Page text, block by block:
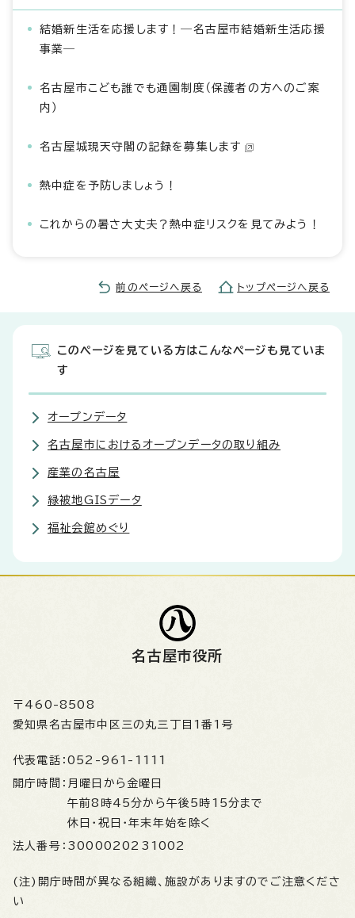
結婚新生活を応援します！―名古屋市結婚新生活応援
事業―
名古屋市こども誰でも通園制度（保護者の方へのご案
内）
名古屋城現天守閣の記録を募集します
熱中症を予防しましょう！
これからの暑さ大丈夫？熱中症リスクを見てみよう！
前のページへ戻る トップページへ戻る
このページを見ている方はこんなページも見ていま
す
オープンデータ
名古屋市におけるオープンデータの取り組み
産業の名古屋
緑被地GISデータ
福祉会館めぐり
名古屋市役所
〒460-8508
愛知県名古屋市中区三の丸三丁目1番1号
代表電話： 052-961-1111
開庁時間： 月曜日から金曜日
午前8時45分から午後5時15分まで
休日・祝日・年末年始を除く
法人番号： 3000020231002
(注)開庁時間が異なる組織、施設がありますのでご注意くださ
い